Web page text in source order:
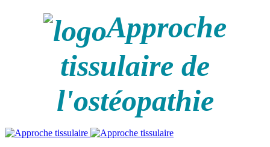
Approche
tissulaire de
l'ostéopathie